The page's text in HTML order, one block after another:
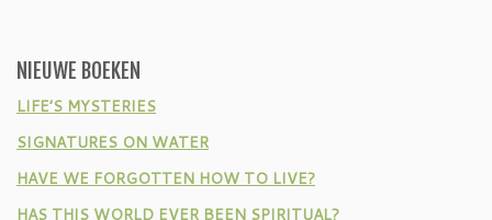
NIEUWE BOEKEN
LIFE’S MYSTERIES
SIGNATURES ON WATER
HAVE WE FORGOTTEN HOW TO LIVE?
HAS THIS WORLD EVER BEEN SPIRITUAL?